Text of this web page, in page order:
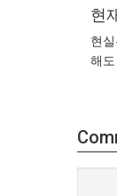
현
현
해